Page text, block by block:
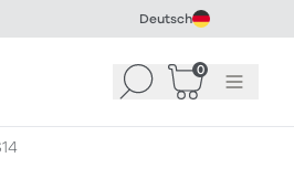
Deutsch
Suchen 0
WarenkorbMenü